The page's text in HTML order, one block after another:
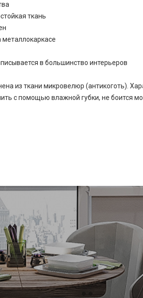
ткань
металлокаркасе
в большинство интерьеров
из ткани микровелюр (антикоготь).
с помощью влажной губки, не боится